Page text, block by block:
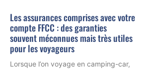
Les assurances comprises avec votre
compte FFCC : des garanties
souvent méconnues mais très utiles
pour les voyageurs
Lorsque l’on voyage en camping-car,